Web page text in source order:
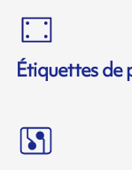
Étiquettes de